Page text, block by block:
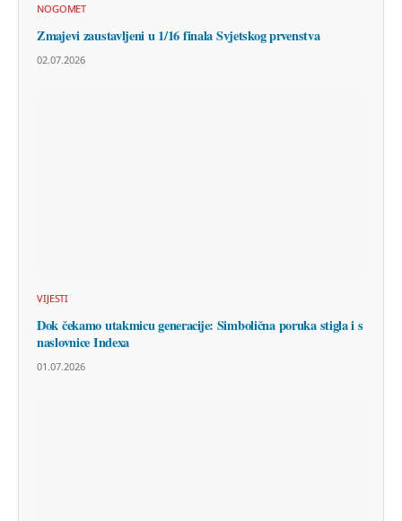
NOGOMET
Zmajevi zaustavljeni u 1/16 finala Svjetskog prvenstva
02.07.2026
VIJESTI
Dok čekamo utakmicu generacije: Simbolična poruka stigla i s
naslovnice Indexa
01.07.2026